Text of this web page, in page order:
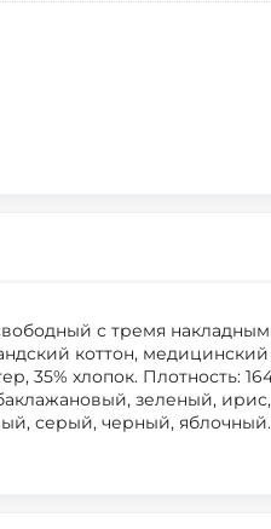
с тремя
коттон,
35% хлопок. Плотность:
зеленый, ирис,
серый, черный,